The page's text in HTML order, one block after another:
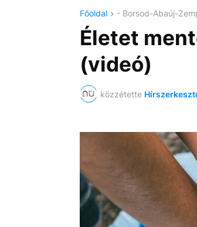
Főoldal - Borsod-Abaúj-
Életet
(videó)
közzétette